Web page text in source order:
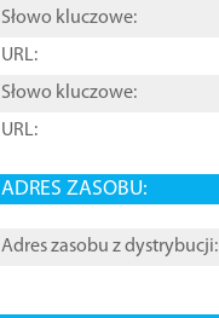
Słowo kluczowe:
URL:
Słowo kluczowe:
URL:
ADRES ZASOBU:
Adres zasobu z dystrybucji: